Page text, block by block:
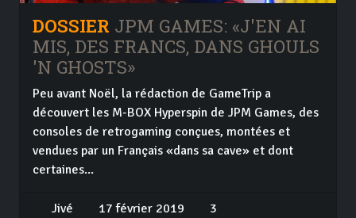
DOSSIER JPM GAMES: «J'EN AI
MIS, DES FRANCS, DANS GHOULS
'N GHOSTS»
Peu avant Noël, la rédaction de GameTrip a
découvert les M-BOX Hyperspin de JPM Games, des
consoles de retrogaming conçues, montées et
vendues par un Français «dans sa cave» et dont
certaines...
Jivé 17 février 2019 3